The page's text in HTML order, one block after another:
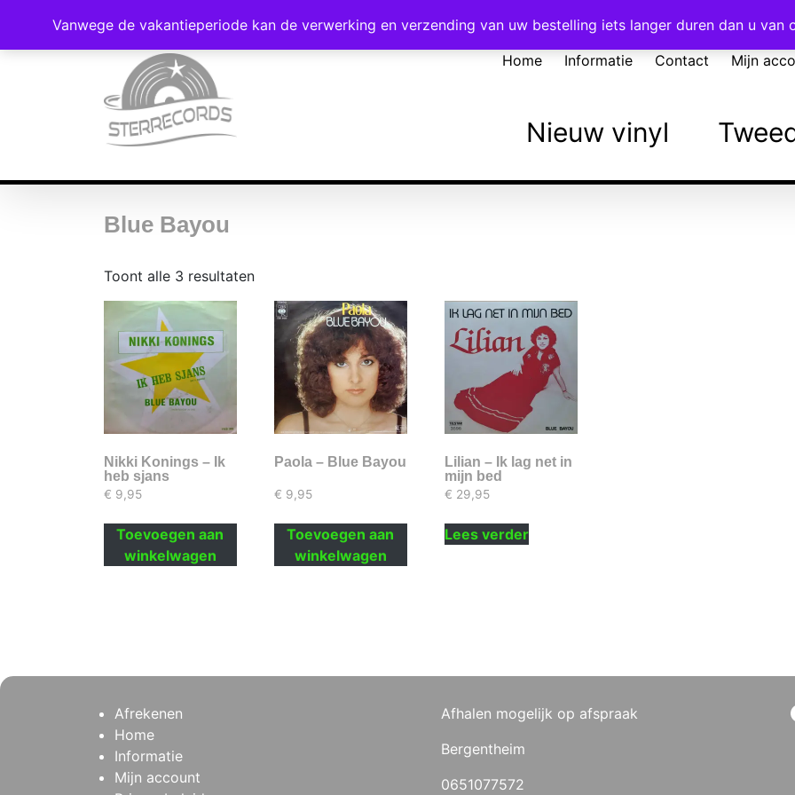
Voor 16:00 besteld = vandaag verzonden!
Home Informatie Contact Mijn
Nieuw vinyl
Blue Bayou
Toont alle 3 resultatenGesorteerd
nieuwste
Nikki Konings – Ik
heb sjans
€ 9,95
Toevoegen aan
winkelwagen
Paola – Blue Bayou
€ 9,95
Toevoegen aan
winkelwagen
Lilian – Ik lag net in
mijn bed
€ 29,95
Lees verder
Afrekenen
Home
Informatie
Mijn account
Afhalen mogelijk op afspraak
Bergentheim
0651077572
Vanwege de vakantieperiode kan de verwerking en verzending van uw bestelling iets langer duren dan u